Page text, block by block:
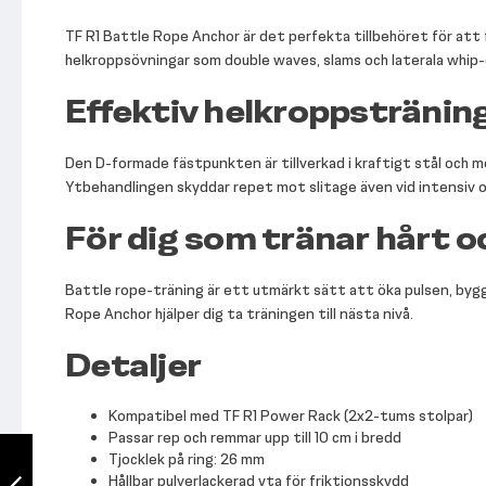
TF R1 Dumbbell
TF R1 Battle Rope Anchor är det perfekta tillbehöret för
helkroppsövningar som double waves, slams och laterala
Effektiv
Den D-formade fästpunkten är tillverkad i kraftigt stål och
Ytbehandlingen skyddar repet mot slitage även vid intensiv
För dig som tränar hårt
Battle rope-träning är ett utmärkt sätt att öka pulsen,
Rope Anchor hjälper dig ta träningen till nästa nivå.
Detaljer
Kompatibel med TF R1 Power Rack (2x2-tums stolpar)
Passar rep och remmar upp till 10 cm i bredd
Tjocklek på ring: 26 mm
Hållbar pulverlackerad yta för friktionsskydd